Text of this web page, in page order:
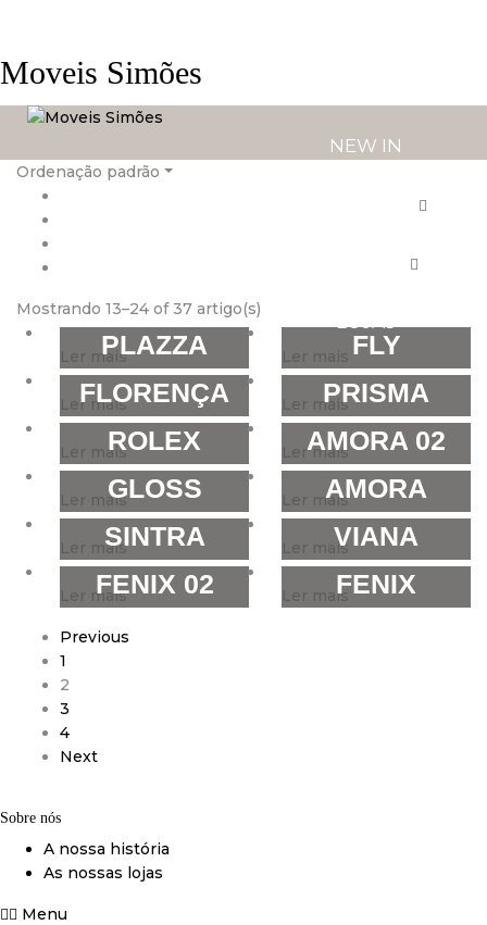
Moveis Simões
NEW IN
LOJAS
Ordenação padrão
Mostrando 13–24 of 37 artigo(s)
Ler maisPLAZZA Ler mais FLY
Ler mais
FLORENÇA Ler maisPRISMA
Ler maisROLEX Ler mais
AMORA 02
Ler maisGLOSS Ler maisAMORA
Ler maisSINTRA Ler maisVIANA
Ler maisFENIX 02 Ler maisFENIX
Previous
1
2
3
4
Next
Sobre nós
A nossa história
As nossas lojas
Menu